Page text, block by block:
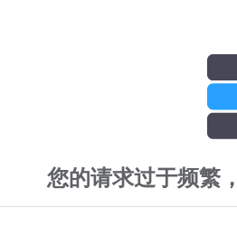
您的请求过于频繁